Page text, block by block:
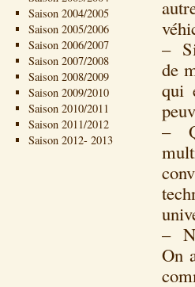
Saison 2004/2005
Saison 2005/2006
Saison 2006/2007
Saison 2007/2008
Saison 2008/2009
Saison 2009/2010
Saison 2010/2011
Saison 2011/2012
Saison 2012- 2013
–
de
qui
–
–
On